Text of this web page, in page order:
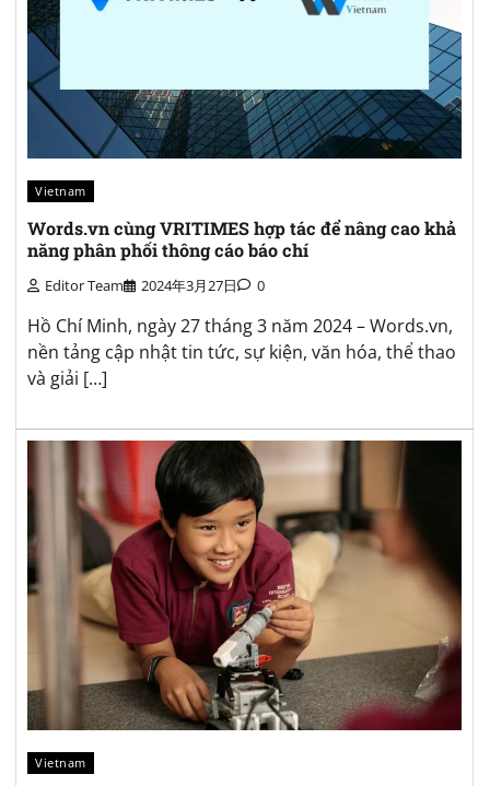
Vietnam
Words.vn cùng VRITIMES hợp tác để nâng cao khả
năng phân phối thông cáo báo chí
Editor Team 2024年3月27日 0
Hồ Chí Minh, ngày 27 tháng 3 năm 2024 – Words.vn,
nền tảng cập nhật tin tức, sự kiện, văn hóa, thể thao
và giải […]
Vietnam